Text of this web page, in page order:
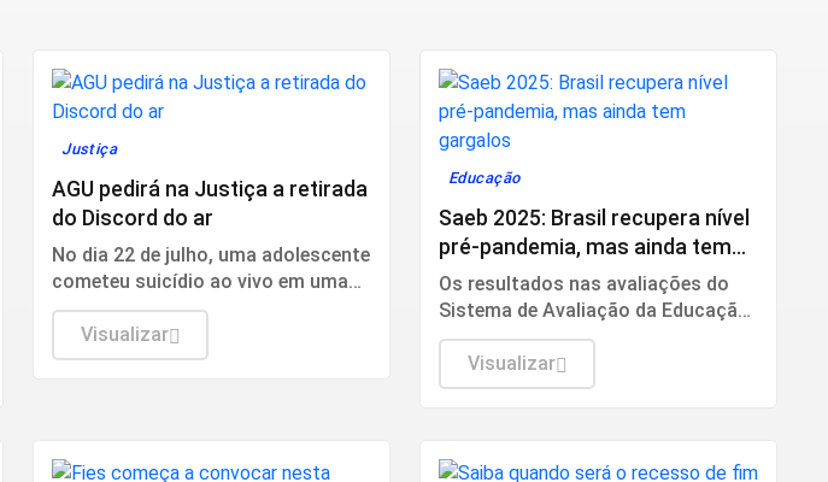
Justiça
AGU pedirá na Justiça a retirada
do Discord do ar
No dia 22 de julho, uma adolescente
cometeu suicídio ao vivo em uma
transmissão na rede social.
Visualizar
Educação
Saeb 2025: Brasil recupera nível
pré-pandemia, mas ainda tem
gargalos
Os resultados nas avaliações do
Sistema de Avaliação da Educação
Básica (Saeb) 2025, divulgados
nesta quarta-feira (5) pelo
Ministério da Educação (MEC), em
indicadores de proficiência da
Visualizar